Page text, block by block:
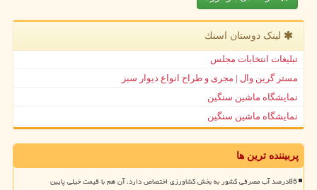
لینک دوستان اسنك
تبلیغات انتخابات مجلس
مستر گرین وال | مجری و طراح انواع دیوار سبز
نمایشگاه ماشین سنگین
نمایشگاه ماشین سنگین
پربیننده ترین ها
85درصد آب مصرفی کشور به بخش کشاورزی اختصاص دارد، آن هم با قیمت خیلی پایین